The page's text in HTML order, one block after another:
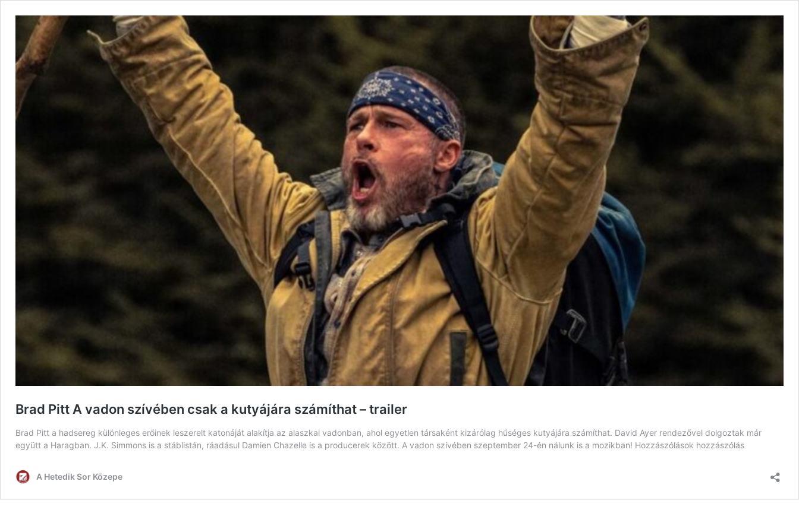
Brad Pitt A vadon szívében csak a kutyájára számíthat – trailer
Brad Pitt a hadsereg különleges erőinek leszerelt katonáját alakítja az alaszkai vadonban, ahol egyetlen társaként kizárólag hűséges kutyájára számíthat. David Ayer rendezővel dolgoztak már
együtt a Haragban. J.K. Simmons is a stáblistán, ráadásul Damien Chazelle is a producerek között. A vadon szívében szeptember 24-én nálunk is a mozikban! Hozzászólások hozzászólás
A Hetedik Sor Közepe